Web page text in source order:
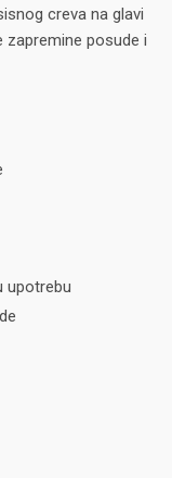
creva na glavi
posude i
upotrebu